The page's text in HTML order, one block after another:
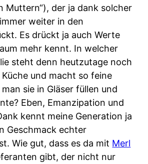
Muttern“), der ja dank solcher
weiter in den
Es drückt ja auch Werte
mehr kennt. In welcher
steht denn heutzutage noch
und macht so feine
sie in Gläser füllen und
Eben, Emanzipation und
kennt meine Generation ja
Geschmack echter
Wie gut, dass es da mit Merl
gibt, der nicht nur